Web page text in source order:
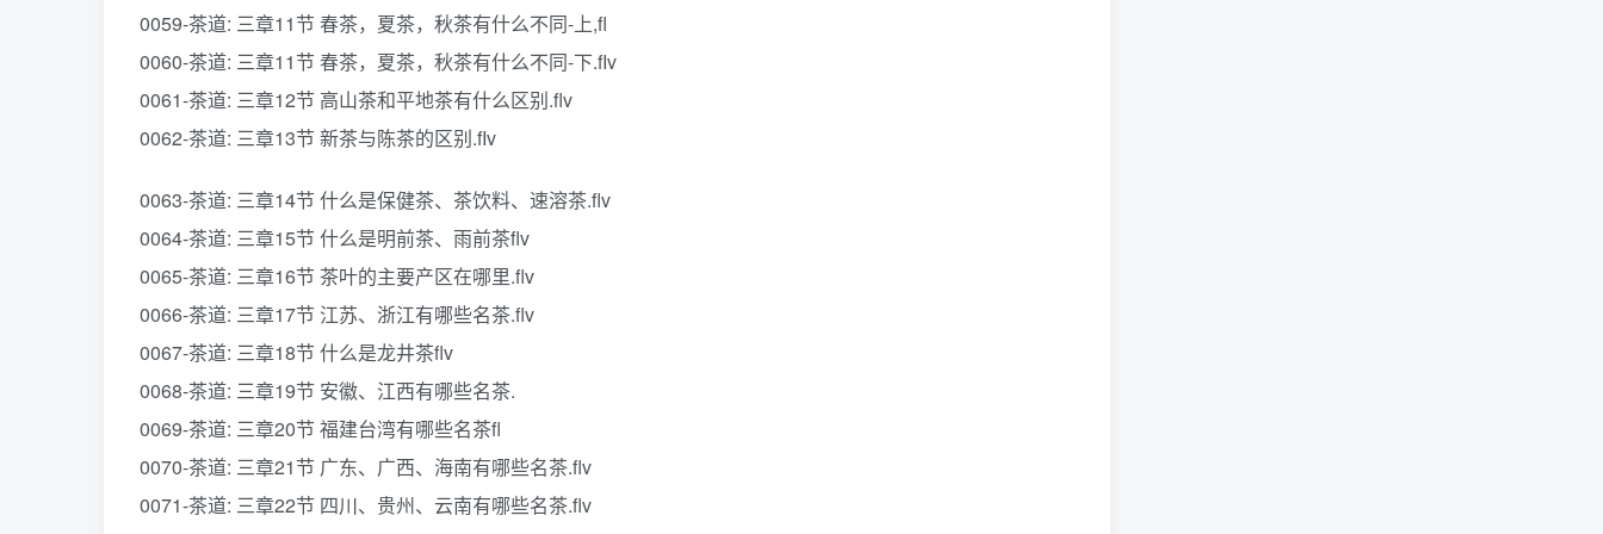
0059-茶道: 三章11节 春茶，夏茶，秋茶有什么不同-上,fl
0060-茶道: 三章11节 春茶，夏茶，秋茶有什么不同-下.fIv
0061-茶道: 三章12节 高山茶和平地茶有什么区别.flv
0062-茶道: 三章13节 新茶与陈茶的区别.fIv
0063-茶道: 三章14节 什么是保健茶、茶饮料、速溶茶.flv
0064-茶道: 三章15节 什么是明前茶、雨前茶flv
0065-茶道: 三章16节 茶叶的主要产区在哪里.flv
0066-茶道: 三章17节 江苏、浙江有哪些名茶.flv
0067-茶道: 三章18节 什么是龙井茶flv
0068-茶道: 三章19节 安徽、江西有哪些名茶.
0069-茶道: 三章20节 福建台湾有哪些名茶fl
0070-茶道: 三章21节 广东、广西、海南有哪些名茶.flv
0071-茶道: 三章22节 四川、贵州、云南有哪些名茶.flv